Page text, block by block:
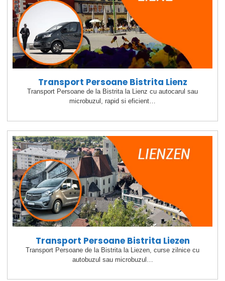
Transport Persoane Bistrita Lienz
Transport Persoane de la Bistrita la Lienz cu autocarul sau
microbuzul, rapid si eficient…
Transport Persoane Bistrita Liezen
Transport Persoane de la Bistrita la Liezen, curse zilnice cu
autobuzul sau microbuzul…